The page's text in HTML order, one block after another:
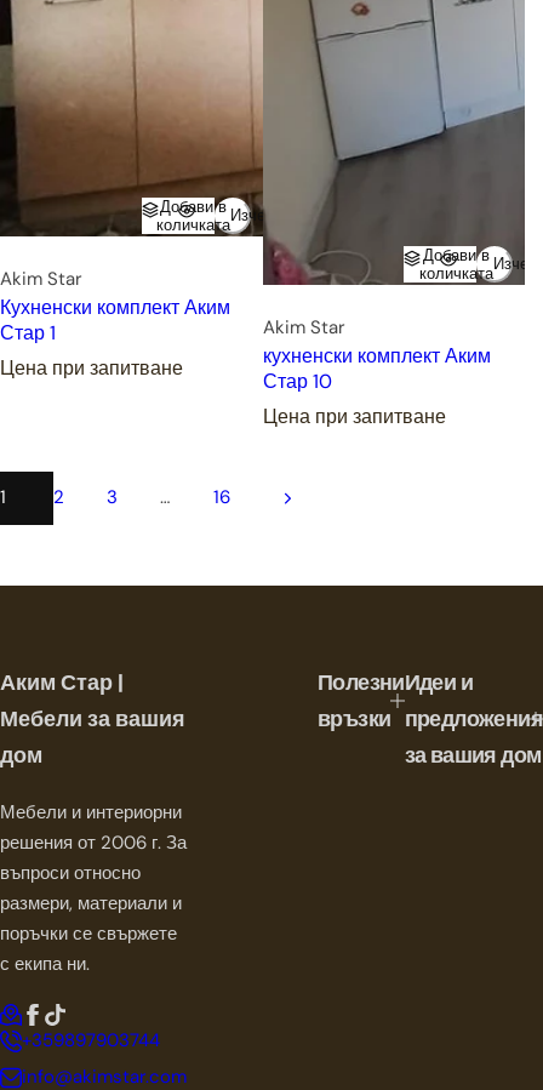
Добави в
количкатаИзчерпано
Akim Star
Кухненски комплект Аким
Стар 1
Цена при запитване
Добави в
количката
Akim Star
кухненски комплект Аким
Стар 10
Цена при запитване
1 2 3 … 16
Аким Стар |
Мебели за вашия
дом
Мебели и интериорни
решения от 2006 г. За
въпроси относно
размери, материали и
поръчки се свържете
с екипа ни.
+359897903744
info@akimstar.com
Полезни
връзки
Идеи и
предложения
за вашия дом